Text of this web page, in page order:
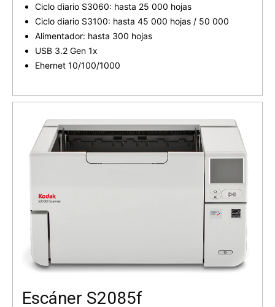
Ciclo diario S3060: hasta 25 000 hojas
Ciclo diario S3100: hasta 45 000 hojas / 50 000
Alimentador: hasta 300 hojas
USB 3.2 Gen 1x
Ehernet 10/100/1000
Escáner S2085f